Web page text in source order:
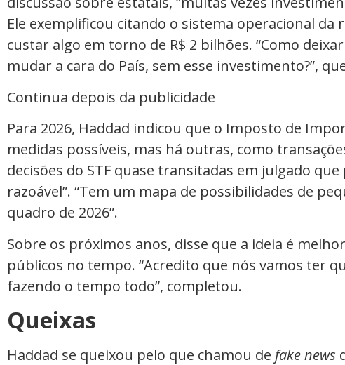
Ele exemplificou citando o sistema operacional
custar algo em torno de R$ 2 bilhões. “Como
mudar a cara do País, sem esse investimento?”,
Continua depois da publicidade
Para 2026, Haddad indicou que o Imposto de
medidas possíveis, mas há outras, como
decisões do STF quase transitadas em julgado
razoável”. “Tem um mapa de possibilidades de
quadro de 2026”.
Sobre os próximos anos, disse que a ideia é
públicos no tempo. “Acredito que nós vamos ter
fazendo o tempo todo”, completou.
Queixas
Haddad se queixou pelo que chamou de fake news